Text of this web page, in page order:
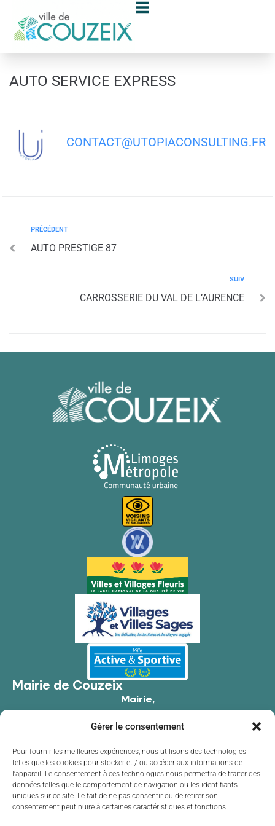
Gérer le consentement
Pour fournir les meilleures expériences, nous utilisons des technologies
telles que les cookies pour stocker et / ou accéder aux informations de
l’appareil. Le consentement à ces technologies nous permettra de traiter des
données telles que le comportement de navigation ou les identifiants
uniques sur ce site. Le fait de ne pas consentir ou de retirer son
consentement peut nuire à certaines caractéristiques et fonctions.
AUTO SERVICE EXPRESS
CONTACT@UTOPIACONSULTING.FR
PRÉCÉDENT
AUTO PRESTIGE 87
SUIV
CARROSSERIE DU VAL DE L’AURENCE
Mairie de Couzeix
Mairie,
87270 Couzeix
05 55 39 34 09
Contacter la mairie
Horaires d'ouverture
Lundide 8h30 à 12h00 et de 13h30 à 17h30
Mardi
de 8h30 à 12h00 et de 13h30 à 17h30